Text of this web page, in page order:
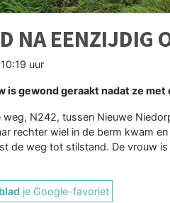
NA EENZIJDIG
uur
is gewond geraakt nadat ze
N242, tussen Nieuwe
rechter wiel in de berm kwam
de weg tot stilstand. De vrouw
je Google-favoriet